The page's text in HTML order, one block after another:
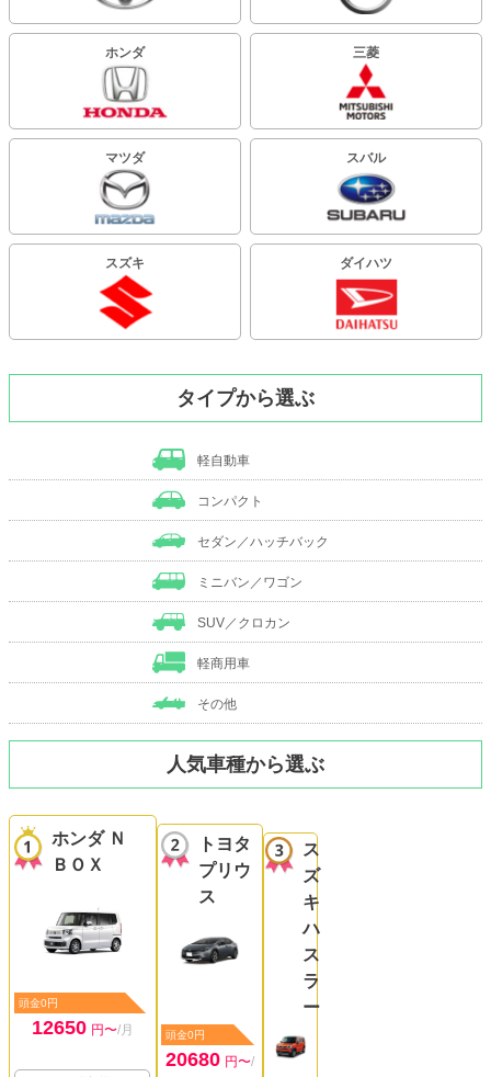
ホンダ 三菱
マツダ スバル
スズキ ダイハツ
タイプから選ぶ
軽自動車
コンパクト
セダン／ハッチバック
ミニバン／ワゴン
SUV／クロカン
軽商用車
その他
人気車種から選ぶ
ホンダ Ｎ
ＢＯＸ
頭金0円
12650 円〜/月
トヨタ
プリウ
ス
頭金0円
20680 円〜/
ス
ズ
キ
ハ
ス
ラ
ー